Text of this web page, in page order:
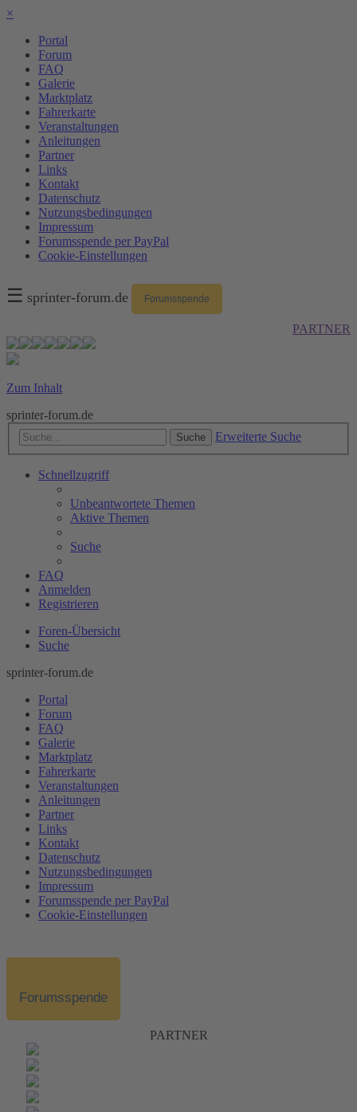
×
Portal
Forum
FAQ
Galerie
Marktplatz
Fahrerkarte
Veranstaltungen
Anleitungen
Partner
Links
Kontakt
Datenschutz
Nutzungsbedingungen
Impressum
Forumsspende per PayPal
Cookie-Einstellungen
☰ sprinter-forum.de Forumsspende
PARTNER
Zum Inhalt
sprinter-forum.de
Suche Erweiterte Suche
Schnellzugriff
Unbeantwortete Themen
Aktive Themen
Suche
FAQ
Anmelden
Registrieren
Foren-Übersicht
Suche
sprinter-forum.de
Portal
Forum
FAQ
Galerie
Marktplatz
Fahrerkarte
Veranstaltungen
Anleitungen
Partner
Links
Kontakt
Datenschutz
Nutzungsbedingungen
Impressum
Forumsspende per PayPal
Cookie-Einstellungen
Forumsspende
PARTNER